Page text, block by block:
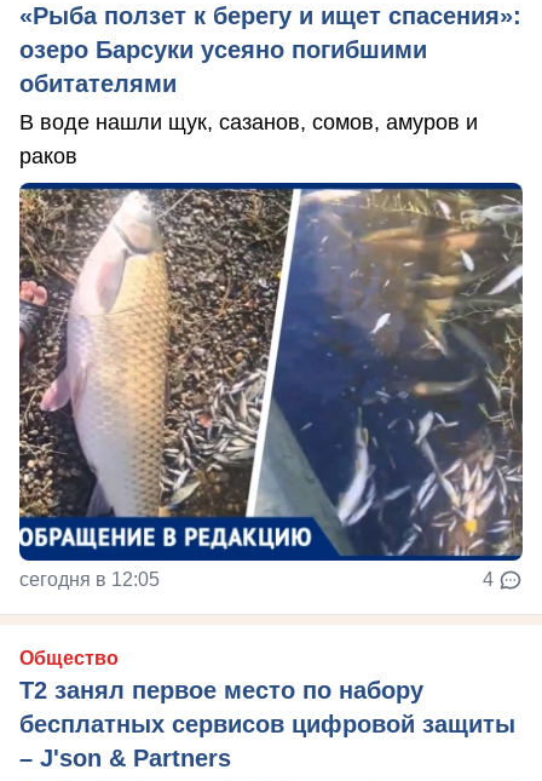
«Рыба ползет к берегу и ищет спасения»:
озеро Барсуки усеяно погибшими
обитателями
В воде нашли щук, сазанов, сомов, амуров и
раков
сегодня в 12:05 4
Общество
Т2 занял первое место по набору
бесплатных сервисов цифровой защиты
– J'son & Partners